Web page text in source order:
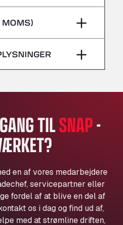
Ind. del Guadiel, 23210
4, 17700
II
MOMS)
TILSNAP-
en af vores medarbejdere
servicepartner eller
fordel af at blive en del af
os i dag og find ud af,
med at strømline driften,